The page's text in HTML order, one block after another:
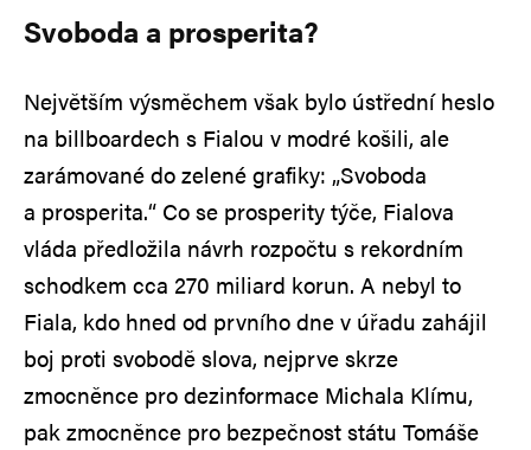
Svoboda a prosperita?
Největším výsměchem však bylo ústřední heslo
na billboardech s Fialou v modré košili, ale
zarámované do zelené grafiky: „Svoboda
a prosperita.“ Co se prosperity týče, Fialova
vláda předložila návrh rozpočtu s rekordním
schodkem cca 270 miliard korun. A nebyl to
Fiala, kdo hned od prvního dne v úřadu zahájil
boj proti svobodě slova, nejprve skrze
zmocněnce pro dezinformace Michala Klímu,
pak zmocněnce pro bezpečnost státu Tomáše